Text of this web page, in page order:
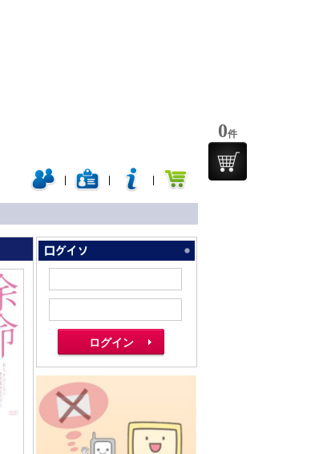
0件